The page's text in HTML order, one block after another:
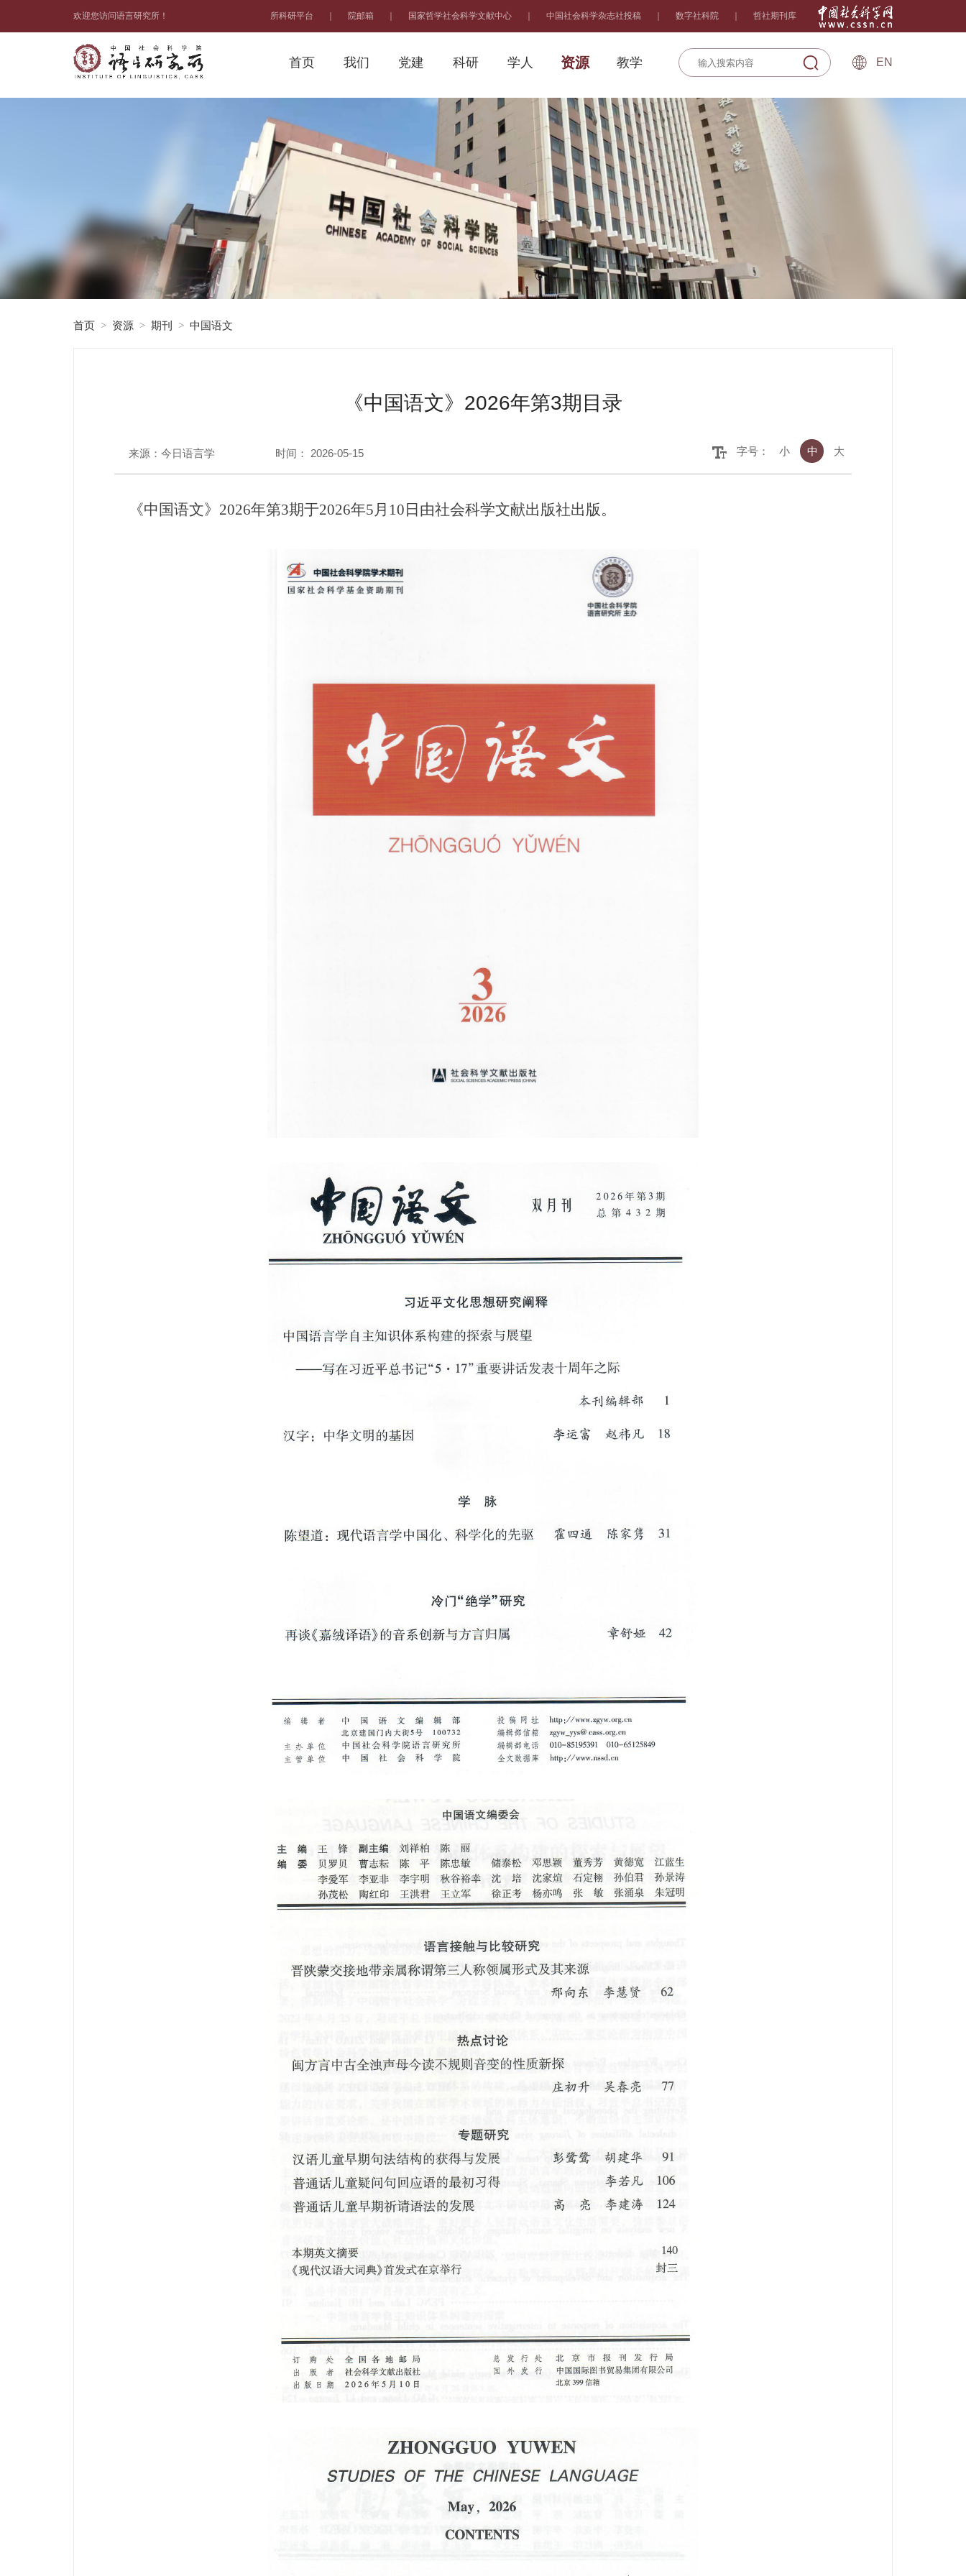
欢迎您访问语言研究所！ 所科研平台 院邮箱 国家哲学社会科学文献中心 中国社会科学杂志社投稿 数字社科院 哲社期刊库
首页 我们 党建 科研 学人 资源 教学 EN
首页 > 资源 > 期刊 > 中国语文
《中国语文》2026年第3期目录
来源：今日语言学 时间： 2026-05-15 字号： 小 中 大
《中国语文》2026年第3期于2026年5月10日由社会科学文献出版社出版。